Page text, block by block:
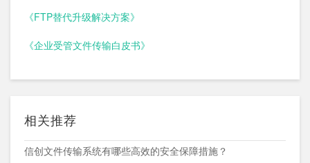
《FTP替代升级解决方案》
《企业受管文件传输白皮书》
相关推荐
信创文件传输系统有哪些高效的安全保障措施？